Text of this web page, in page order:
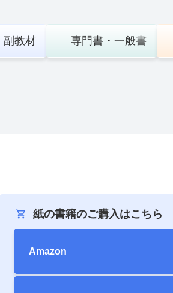
副教材 専門書・ 一般書
紙の書籍のご購入はこちら
Amazon